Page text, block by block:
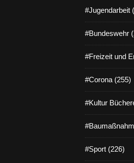
#Jugendarbeit
#Bundeswehr
#Freizeit und
#Corona (255)
#Kultur
#Sport (226)